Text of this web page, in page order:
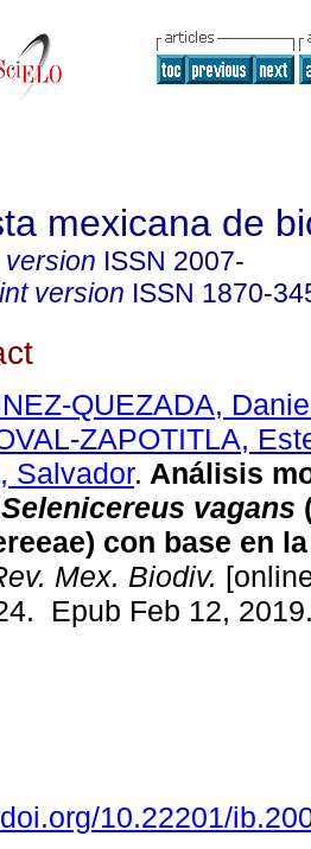
mexicana de
ISSN 2007-
version ISSN 1870-
QUEZADA,
ZAPOTITLA,
Salvador. Análisis
Selenicereus vagans
con base en
Mex. Biodiv.
Epub Feb 12,
10.22201/